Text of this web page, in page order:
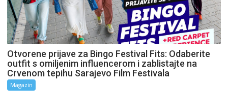
Otvorene prijave za Bingo Festival Fits: Odaberite
outfit s omiljenim influencerom i zablistajte na
Crvenom tepihu Sarajevo Film Festivala
Magazin